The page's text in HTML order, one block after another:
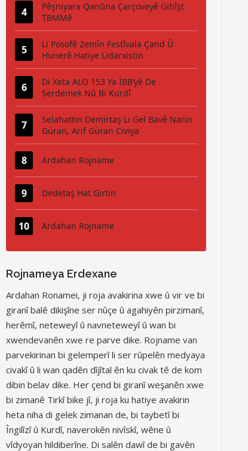
Pêşniyara Qanûna Çarçoveyê Gihîşt
TBMMê
Li Posofê 2emîn Festîvala Çand Û
Hunerê Hatiye Lidarxistin
Di Xeta ALO 153 Ya İBB’yê De
Serdemek Nû Bi Kurdî
Selahattin Demirtaş Li Gel Bavê Narin
Güran, Arif Güran Civiya
Ardahan Rojname
Dedetaş Hat Girtin
Ardahan Rojname
Rojnameya Erdexane
Ardahan Ronamei, ji roja avakirina xwe û vir ve bi
giranî balê dikişîne ser nûçe û agahiyên pirzimanî,
herêmî, neteweyî û navneteweyî û wan bi
xwendevanên xwe re parve dike. Rojname van
parvekirinan bi gelemperî li ser rûpelên medyaya
civakî û li wan qadên dîjîtal ên ku civak tê de kom
dibin belav dike. Her çend bi giranî weşanên xwe
bi zimanê Tirkî bike jî, ji roja ku hatiye avakirin
heta niha di gelek zimanan de, bi taybetî bi
Îngilîzî û Kurdî, naverokên nivîskî, wêne û
vîdyoyan hildiberîne. Di salên dawî de bi gavên